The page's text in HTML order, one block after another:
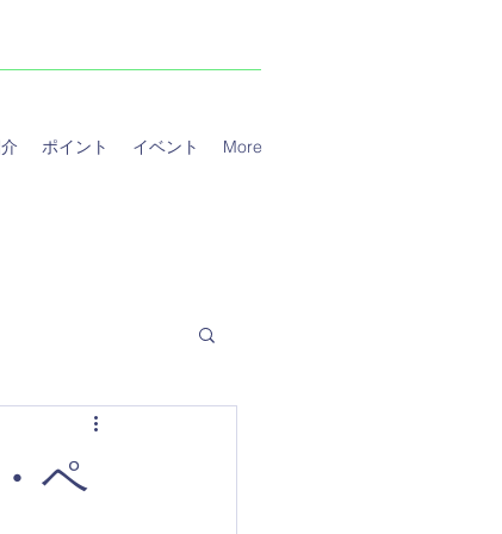
ポイント イベント More
ペ